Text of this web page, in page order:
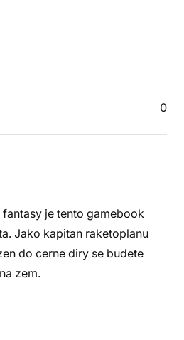
0
je tento gamebook
Jako kapitan raketoplanu
do cerne diry se budete
zem.